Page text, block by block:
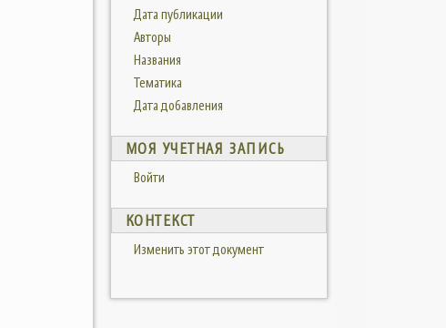
Дата публикации
Авторы
Названия
Тематика
Дата добавления
МОЯ УЧЕТНАЯ ЗАПИСЬ
Войти
КОНТЕКСТ
Изменить этот документ